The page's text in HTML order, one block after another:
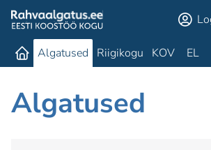
Algatused Riigikogu KOV EL
Algatused